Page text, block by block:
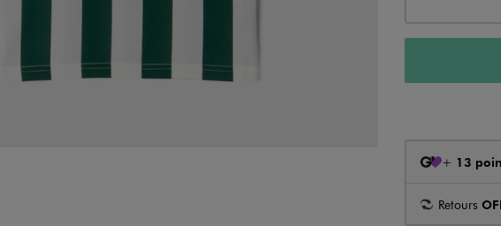
+ 13
Retours